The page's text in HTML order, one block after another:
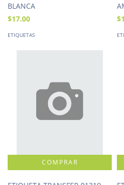
BLANCA
$17.00
ETIQUETAS